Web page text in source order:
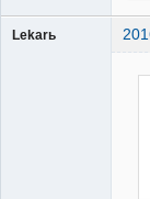
Lekarь